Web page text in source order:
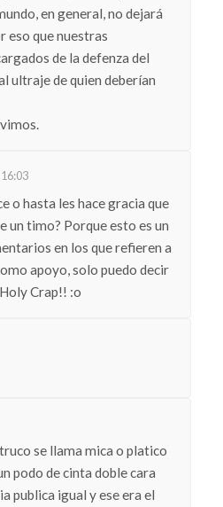
en general, no dejará
eso que nuestras
de la defenza del
ultraje de quien deberían
o hasta les hace gracia que
un timo? Porque esto es un
en los que refieren a
apoyo, solo puedo decir
Crap!! :o
se llama mica o platico
podo de cinta doble cara
publica igual y ese era el